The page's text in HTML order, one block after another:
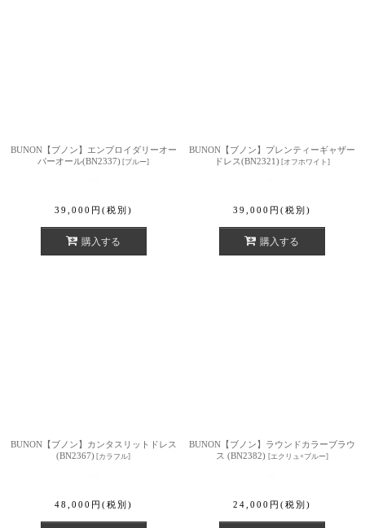
BUNON【ブノン】エンブロイダリーオー
バーオール(BN2337) [ブルー]
39,000 円 (税別)
購入する
BUNON【ブノン】プレンティーギャザー
ドレス(BN2321) [オフホワイト ]
39,000 円 (税別)
購入する
BUNON【ブノン】カンタスリットドレス
(BN2367) [カラフル]
48,000 円 (税別)
BUNON【ブノン】ラウンドカラーブラウ
ス (BN2382) [エクリュ×ブルー]
24,000 円 (税別)